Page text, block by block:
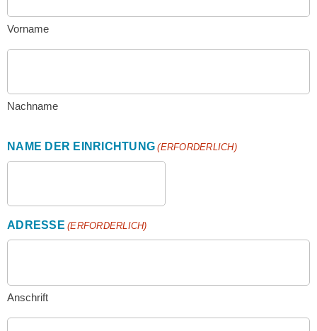
Vorname
Nachname
NAME DER EINRICHTUNG (ERFORDERLICH)
ADRESSE (ERFORDERLICH)
Anschrift